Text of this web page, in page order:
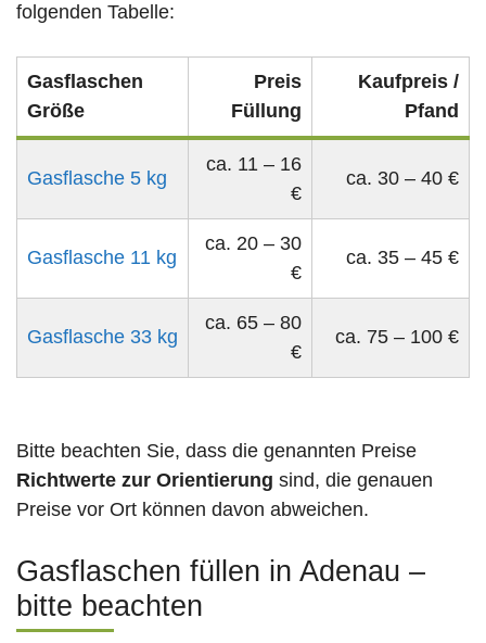
folgenden Tabelle:
Gasflaschen
Größe
Preis
Füllung
Kaufpreis /
Pfand
Gasflasche 5 kg
ca. 11 – 16
€
ca. 30 – 40 €
Gasflasche 11 kg
ca. 20 – 30
€
ca. 35 – 45 €
Gasflasche 33 kg
ca. 65 – 80
€
ca. 75 – 100 €
Bitte beachten Sie, dass die genannten Preise
Richtwerte zur Orientierung sind, die genauen
Preise vor Ort können davon abweichen.
Gasflaschen füllen in Adenau –
bitte beachten